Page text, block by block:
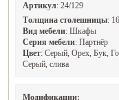
Артикул: 24/129
Tолщина столешницы:
Вид мебели: Шкафы
Серия мебели: Партнёр
Цвет: Серый, Орех, Бук,
Серый, слива
Модификации: